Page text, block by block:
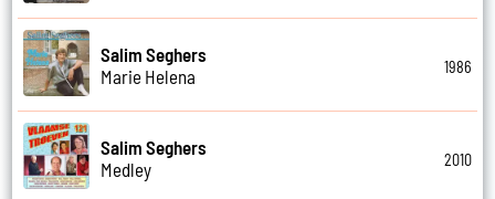
Salim Seghers
Marie Helena
1986
Salim Seghers
Medley
2010